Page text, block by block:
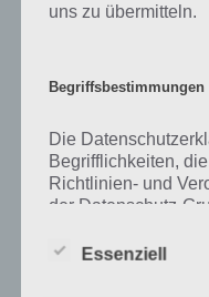
Mehr
uns zu übermitteln.
Begriffsbestimmungen
Die
Begrifflichkeiten,
Richtlinien- und
der Datenschutz-
soll sowohl für die
Essenziell